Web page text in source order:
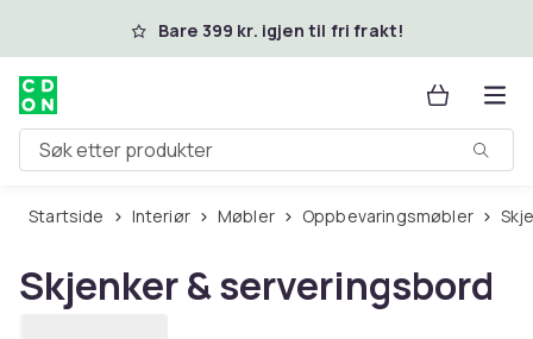
Hopp til hovedinnholdBare 399 kr. igjen til fri frakt!
Søk etter produkter
Startside Interiør Møbler Oppbevaringsmøbler
Skjenker & serveringsbord